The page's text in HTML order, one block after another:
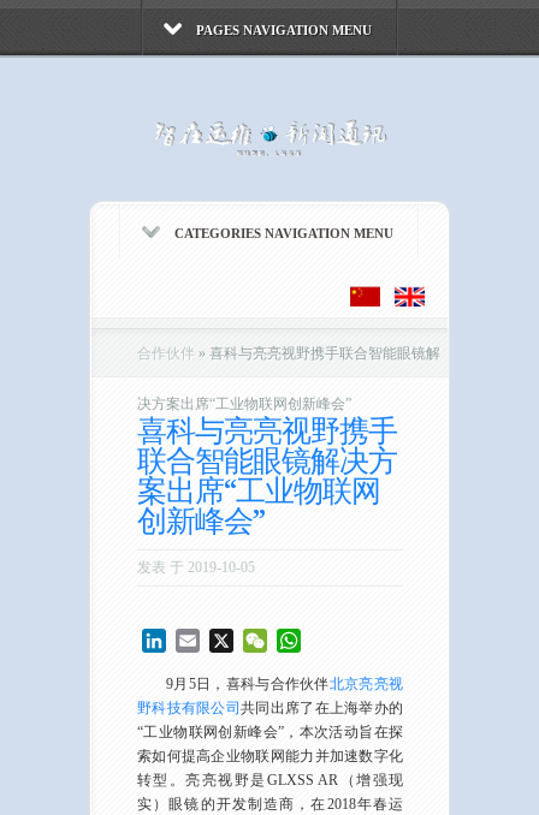
PAGES NAVIGATION MENU
CATEGORIES NAVIGATION MENU
合作伙伴 » 喜科与亮亮视野携手联合智能眼镜解
决方案出席“工业物联网创新峰会”
喜科与亮亮视野携手
联合智能眼镜解决方
案出席“工业物联网
创新峰会”
发表 于 2019-10-05
LinkedIn
Email X WeChat
9月5日，喜科与合作伙伴北京亮亮视
野科技有限公司共同出席了在上海举办的
“工业物联网创新峰会”，本次活动旨在探
索如何提高企业物联网能力并加速数字化
转型。亮亮视野是GLXSS AR（增强现
实）眼镜的开发制造商，在2018年春运